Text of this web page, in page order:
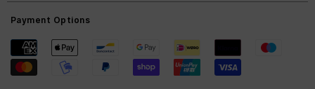
Payment Options